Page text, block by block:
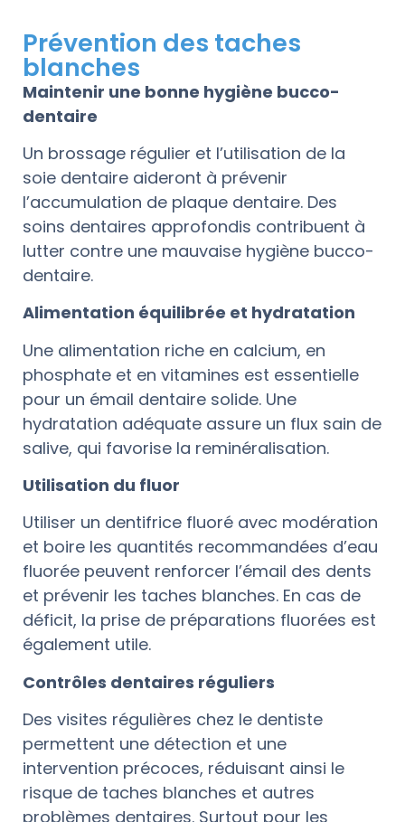
Prévention des taches
blanches
Maintenir une bonne hygiène bucco-
dentaire
Un brossage régulier et l’utilisation de la
soie dentaire aideront à prévenir
l’accumulation de plaque dentaire. Des
soins dentaires approfondis contribuent à
lutter contre une mauvaise hygiène bucco-
dentaire.
Alimentation équilibrée et hydratation
Une alimentation riche en calcium, en
phosphate et en vitamines est essentielle
pour un émail dentaire solide. Une
hydratation adéquate assure un flux sain de
salive, qui favorise la reminéralisation.
Utilisation du fluor
Utiliser un dentifrice fluoré avec modération
et boire les quantités recommandées d’eau
fluorée peuvent renforcer l’émail des dents
et prévenir les taches blanches. En cas de
déficit, la prise de préparations fluorées est
également utile.
Contrôles dentaires réguliers
Des visites régulières chez le dentiste
permettent une détection et une
intervention précoces, réduisant ainsi le
risque de taches blanches et autres
problèmes dentaires. Surtout pour les